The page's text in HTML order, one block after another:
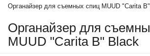
Органайзер для съемных спиц MUUD "Carita
Органайзер для
MUUD "Carita B" Black